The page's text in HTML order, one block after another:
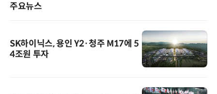
주요뉴스
SK하이닉스, 용인 Y2·청주 M17에 5
4조원 투자